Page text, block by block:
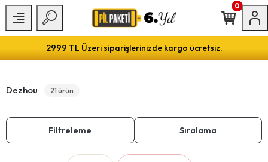
2999 TL Üzeri siparişlerinizde kargo ücretsiz.
0
Dezhou 21 ürün
Filtreleme Sıralama